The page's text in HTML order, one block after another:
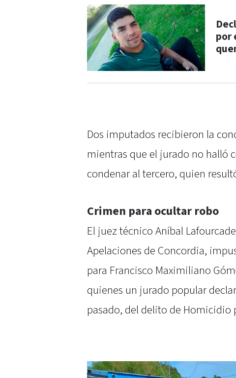
por
Dos imputados recibieron la
mientras que el jurado no halló
condenar al tercero, quien
Crimen para ocultar robo
El juez técnico Aníbal
Apelaciones de Concordia,
para Francisco Maximiliano
quienes un jurado popular
pasado, del delito de Homicidio